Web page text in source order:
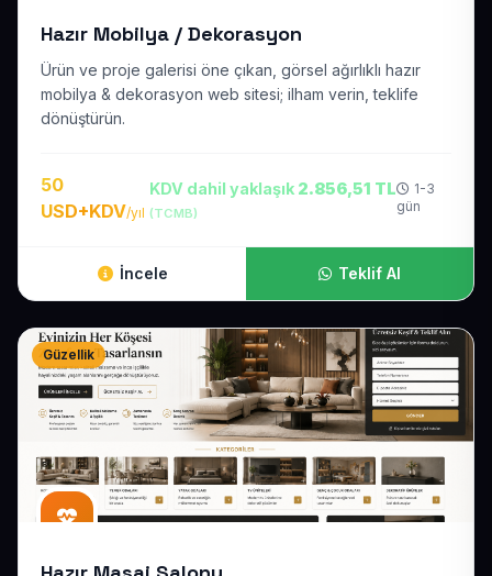
Hazır Mobilya / Dekorasyon
Ürün ve proje galerisi öne çıkan, görsel ağırlıklı hazır
mobilya & dekorasyon web sitesi; ilham verin, teklife
dönüştürün.
50
USD+KDV/yıl
KDV dahil yaklaşık 2.856,51 TL
(TCMB)
1-3
gün
İncele Teklif Al
Güzellik